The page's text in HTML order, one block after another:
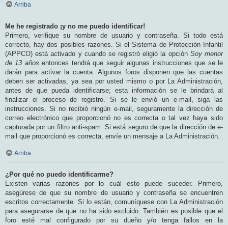
Arriba
Me he registrado ¡y no me puedo identificar!
Primero, verifique su nombre de usuario y contraseña. Si todo está
correcto, hay dos posibles razones. Si el Sistema de Protección Infantil
(APPCO) está activado y cuando se registró eligió la opción Soy menor
de 13 años entonces tendrá que seguir algunas instrucciones que se le
darán para activar la cuenta. Algunos foros disponen que las cuentas
deben ser activadas, ya sea por usted mismo o por La Administración,
antes de que pueda identificarse; esta información se le brindará al
finalizar el proceso de registro. Si se le envió un e-mail, siga las
instrucciones. Si no recibió ningún e-mail, seguramente la dirección de
correo electrónico que proporcionó no es correcta o tal vez haya sido
capturada por un filtro anti-spam. Si está seguro de que la dirección de e-
mail que proporcionó es correcta, envíe un mensaje a La Administración.
Arriba
¿Por qué no puedo identificarme?
Existen varias razones por lo cuál esto puede suceder. Primero,
asegúrese de que su nombre de usuario y contraseña se encuentren
escritos correctamente. Si lo están, comuníquese con La Administración
para asegurarse de que no ha sido excluido. También es posible que el
foro esté mal configurado por su dueño y/o tenga fallos en la